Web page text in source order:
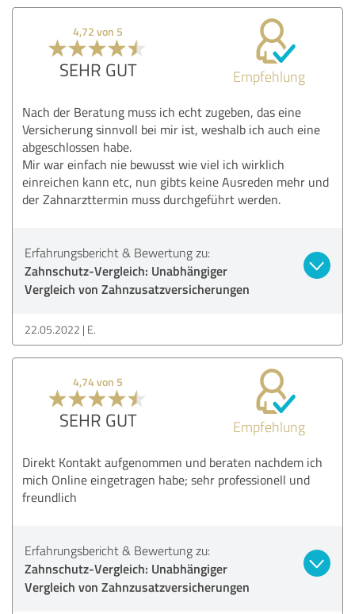
4,72 von 5
SEHR GUT Empfehlung
Nach der Beratung muss ich echt zugeben, das eine
Versicherung sinnvoll bei mir ist, weshalb ich auch eine
abgeschlossen habe.
Mir war einfach nie bewusst wie viel ich wirklich
einreichen kann etc, nun gibts keine Ausreden mehr und
der Zahnarzttermin muss durchgeführt werden.
Erfahrungsbericht & Bewertung zu:
Zahnschutz-Vergleich: Unabhängiger
Vergleich von Zahnzusatzversicherungen
22.05.2022 E.
4,74 von 5
SEHR GUT Empfehlung
Direkt Kontakt aufgenommen und beraten nachdem ich
mich Online eingetragen habe; sehr professionell und
freundlich
Erfahrungsbericht & Bewertung zu:
Zahnschutz-Vergleich: Unabhängiger
Vergleich von Zahnzusatzversicherungen